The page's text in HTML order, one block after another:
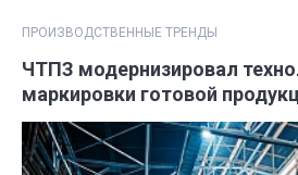
ПРОИЗВОДСТВЕННЫЕ ТРЕНДЫ
ЧТПЗ модернизировал
маркировки готовой